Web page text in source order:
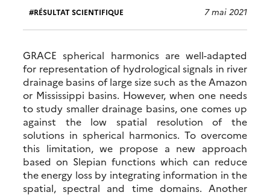
RÉSULTAT SCIENTIFIQUE 7 mai 2021
GRACE spherical harmonics are well-adapted
for representation of hydrological signals in river
drainage basins of large size such as the Amazon
or Mississippi basins. However, when one needs
to study smaller drainage basins, one comes up
against the low spatial resolution of the
solutions in spherical harmonics. To overcome
this limitation, we propose a new approach
based on Slepian functions which can reduce
the energy loss by integrating information in the
spatial, spectral and time domains. Another